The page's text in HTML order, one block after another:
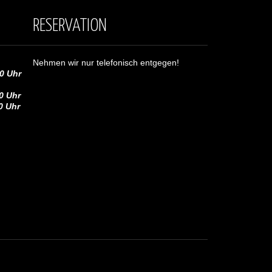
Uhr
Uhr
RESERVATION
Nehmen wir nur telefonisch entgegen!